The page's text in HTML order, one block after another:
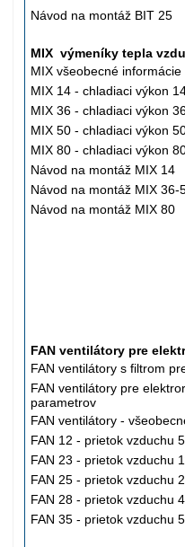
Návod na montáž BIT 25
MIX výmeníky tepla
MIX všeobecné informácie
MIX 14 - chladiaci výkon
MIX 36 - chladiaci výkon
MIX 50 - chladiaci výkon
MIX 80 - chladiaci výkon
Návod na montáž MIX 14
Návod na montáž MIX 36-
Návod na montáž MIX 80
FAN ventilátory pre
FAN ventilátory s filtrom
FAN ventilátory pre
parametrov
FAN ventilátory -
FAN 12 - prietok vzduchu
FAN 23 - prietok vzduchu
FAN 25 - prietok vzduchu
FAN 28 - prietok vzduchu
FAN 35 - prietok vzduchu